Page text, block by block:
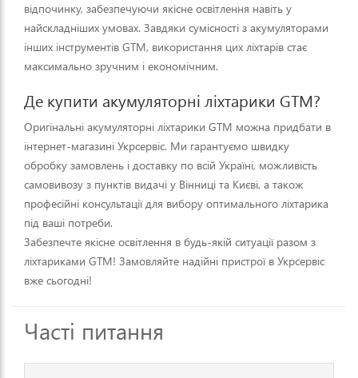
відпочинку, забезпечуючи якісне освітлення навіть у
найскладніших умовах. Завдяки сумісності з акумуляторами
інших інструментів GTM, використання цих ліхтарів стає
максимально зручним і економічним.
Де купити акумуляторні ліхтарики GTM?
Оригінальні акумуляторні ліхтарики GTM можна придбати в
інтернет-магазині Укрсервіс. Ми гарантуємо швидку
обробку замовлень і доставку по всій Україні, можливість
самовивозу з пунктів видачі у Вінниці та Києві, а також
професійні консультації для вибору оптимального ліхтарика
під ваші потреби.
Забезпечте якісне освітлення в будь-якій ситуації разом з
ліхтариками GTM! Замовляйте надійні пристрої в Укрсервіс
вже сьогодні!
Часті питання